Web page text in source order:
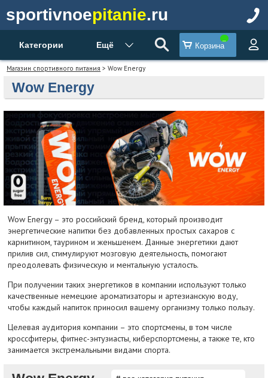
sportivnoepitanie.ru
Категории Ещё Корзина
Магазин спортивного питания > Wow Energy
Wow Energy
Wow Energy – это российский бренд, который производит
энергетические напитки без добавленных простых сахаров с
карнитином, таурином и женьшенем. Данные энергетики дают
прилив сил, стимулируют мозговую деятельность, помогают
преодолевать физическую и ментальную усталость.
При получении таких энергетиков в компании используют только
качественные немецкие ароматизаторы и артезианскую воду,
чтобы каждый напиток приносил вашему организму только пользу.
Целевая аудитория компании – это спортсмены, в том числе
кроссфитеры, фитнес-энтузиасты, киберспортсмены, а также те, кто
занимается экстремальными видами спорта.